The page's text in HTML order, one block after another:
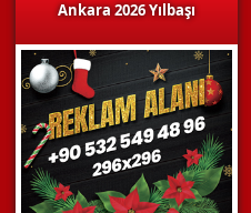
Ankara 2026 Yılbaşı